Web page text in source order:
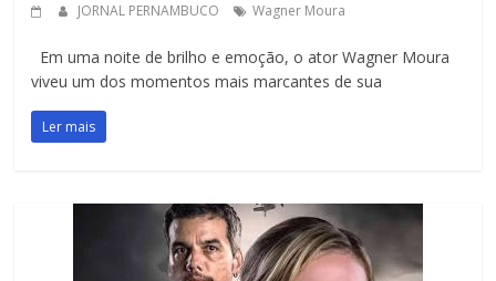
JORNAL PERNAMBUCO Wagner Moura
Em uma noite de brilho e emoção, o ator Wagner Moura
viveu um dos momentos mais marcantes de sua
Ler mais